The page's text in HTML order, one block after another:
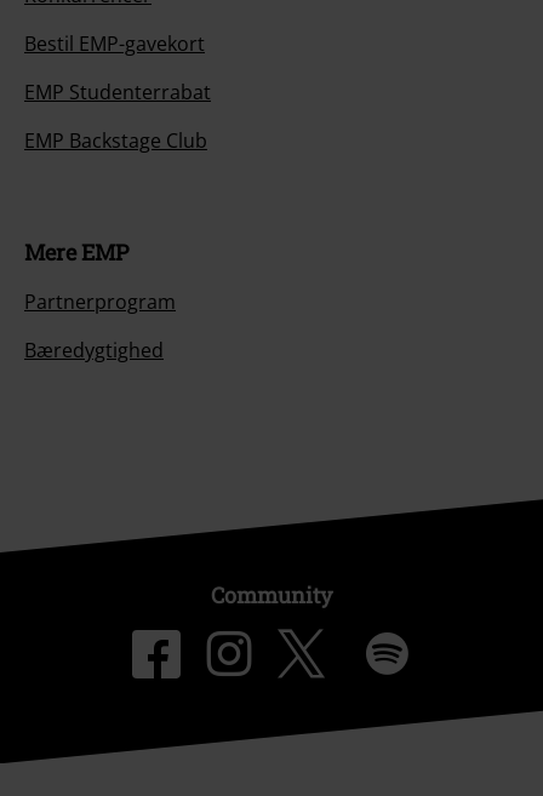
Bestil EMP-gavekort
EMP Studenterrabat
EMP Backstage Club
Mere EMP
Partnerprogram
Bæredygtighed
Community